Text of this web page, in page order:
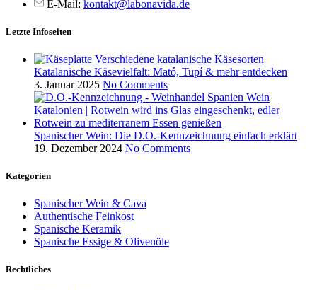
E-Mail: kontakt@labonavida.de
Letzte Infoseiten
Katalanische Käsevielfalt: Mató, Tupí & mehr entdecken
3. Januar 2025 No Comments
Spanischer Wein: Die D.O.-Kennzeichnung einfach erklärt
19. Dezember 2024 No Comments
Kategorien
Spanischer Wein & Cava
Authentische Feinkost
Spanische Keramik
Spanische Essige & Olivenöle
Rechtliches